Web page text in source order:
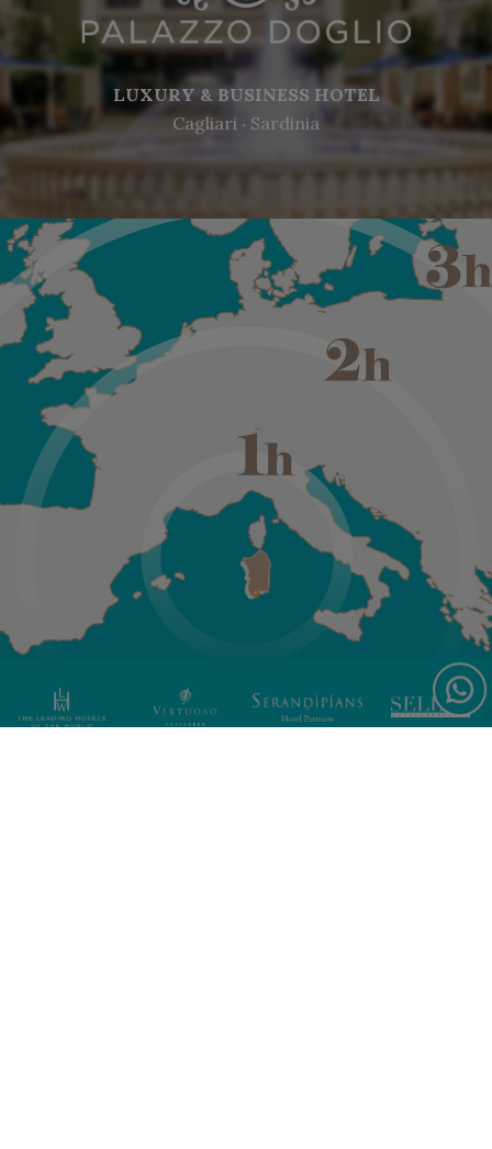
LUXURY & BUSINESS HOTEL
Cagliari ‧ Sardinia